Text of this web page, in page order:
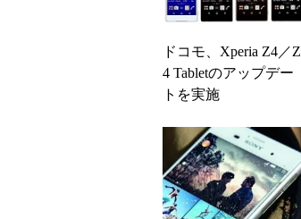
ドコモ、Xperia Z4／Z
4 Tabletのアップデー
トを実施